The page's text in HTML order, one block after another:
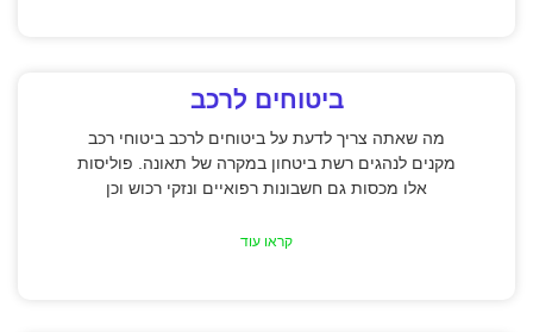
ביטוחים לרכב
מה שאתה צריך לדעת על ביטוחים לרכב ביטוחי רכב
מקנים לנהגים רשת ביטחון במקרה של תאונה. פוליסות
אלו מכסות גם חשבונות רפואיים ונזקי רכוש וכן
קראו עוד